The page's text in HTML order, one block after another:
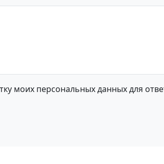
моих персональных данных для